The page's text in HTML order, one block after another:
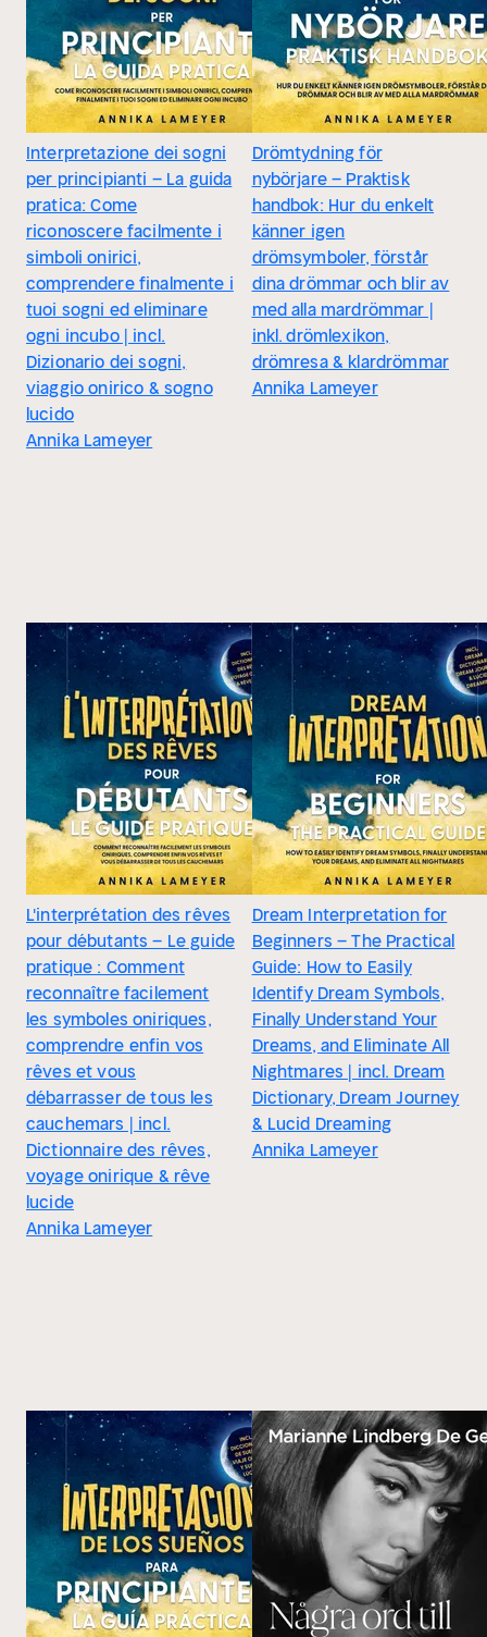
Interpretazione dei sogni
per principianti – La guida
pratica: Come
riconoscere facilmente i
simboli onirici,
comprendere finalmente i
tuoi sogni ed eliminare
ogni incubo | incl.
Dizionario dei sogni,
viaggio onirico & sogno
lucido
Annika Lameyer
Drömtydning för
nybörjare – Praktisk
handbok: Hur du enkelt
känner igen
drömsymboler, förstår
dina drömmar och blir av
med alla mardrömmar |
inkl. drömlexikon,
drömresa & klardrömmar
Annika Lameyer
L'interprétation des rêves
pour débutants – Le guide
pratique : Comment
reconnaître facilement
les symboles oniriques,
comprendre enfin vos
rêves et vous
débarrasser de tous les
cauchemars | incl.
Dictionnaire des rêves,
voyage onirique & rêve
lucide
Annika Lameyer
Dream Interpretation for
Beginners – The Practical
Guide: How to Easily
Identify Dream Symbols,
Finally Understand Your
Dreams, and Eliminate All
Nightmares | incl. Dream
Dictionary, Dream Journey
& Lucid Dreaming
Annika Lameyer